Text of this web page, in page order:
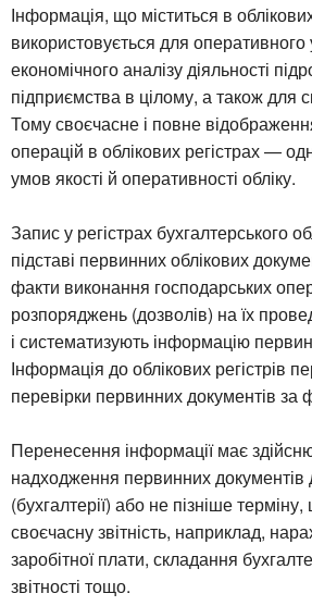
Інформація, що міститься в
використовується для оперативного
економічного аналізу діяльності
підприємства в цілому, а також для
Тому своєчасне і повне
операцій в облікових регістрах —
умов якості й оперативності обліку.
Запис у регістрах бухгалтерського
підставі первинних облікових
факти виконання господарських
розпоряджень (дозволів) на їх
і систематизують інформацію
Інформація до облікових регістрів
перевірки первинних документів за
Перенесення інформації має
надходження первинних документів
(бухгалтерії) або не пізніше
своєчасну звітність, наприклад,
заробітної плати, складання
звітності тощо.